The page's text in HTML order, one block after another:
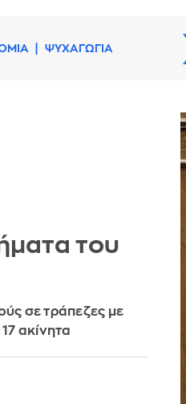
ΨΥΧΑΓΩΓΙΑ
του
σε τράπεζες με
ακίνητα